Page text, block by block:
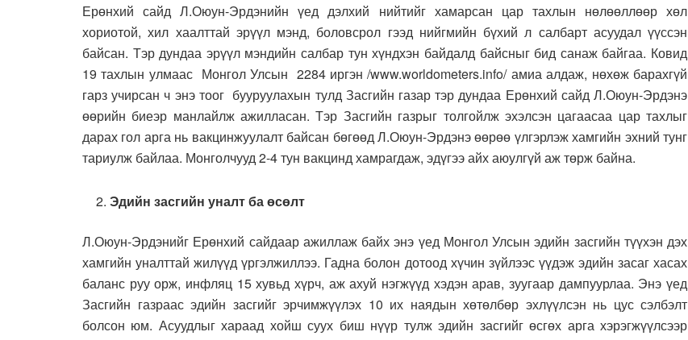
Ерөнхий сайд Л.Оюун-Эрдэнийн үед дэлхий нийтийг хамарсан цар тахлын нөлөөллөөр хөл
хориотой, хил хаалттай эрүүл мэнд, боловсрол гээд нийгмийн бүхий л салбарт асуудал үүссэн
байсан. Тэр дундаа эрүүл мэндийн салбар тун хүндхэн байдалд байсныг бид санаж байгаа. Ковид
19 тахлын улмаас Монгол Улсын 2284 иргэн /www.worldometers.info/ амиа алдаж, нөхөж барахгүй
гарз учирсан ч энэ тоог бууруулахын тулд Засгийн газар тэр дундаа Ерөнхий сайд Л.Оюун-Эрдэнэ
өөрийн биеэр манлайлж ажилласан. Тэр Засгийн газрыг толгойлж эхэлсэн цагаасаа цар тахлыг
дарах гол арга нь вакцинжуулалт байсан бөгөөд Л.Оюун-Эрдэнэ өөрөө үлгэрлэж хамгийн эхний тунг
тариулж байлаа. Монголчууд 2-4 тун вакцинд хамрагдаж, эдүгээ айх аюулгүй аж төрж байна.
Эдийн засгийн уналт ба өсөлт
Л.Оюун-Эрдэнийг Ерөнхий сайдаар ажиллаж байх энэ үед Монгол Улсын эдийн засгийн түүхэн дэх
хамгийн уналттай жилүүд үргэлжиллээ. Гадна болон дотоод хүчин зүйлээс үүдэж эдийн засаг хасах
баланс руу орж, инфляц 15 хувьд хүрч, аж ахуй нэгжүүд хэдэн арав, зуугаар дампуурлаа. Энэ үед
Засгийн газраас эдийн засгийг эрчимжүүлэх 10 их наядын хөтөлбөр эхлүүлсэн нь цус сэлбэлт
болсон юм. Асуудлыг хараад хойш суух биш нүүр тулж эдийн засгийг өсгөх арга хэрэгжүүлсээр